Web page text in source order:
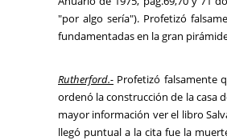
"por algo sería"). Profetizó
fundamentadas en la gran
Rutherford.- Profetizó falsamente
ordenó la construcción de la casa
mayor información ver el libro
llegó puntual a la cita fue la